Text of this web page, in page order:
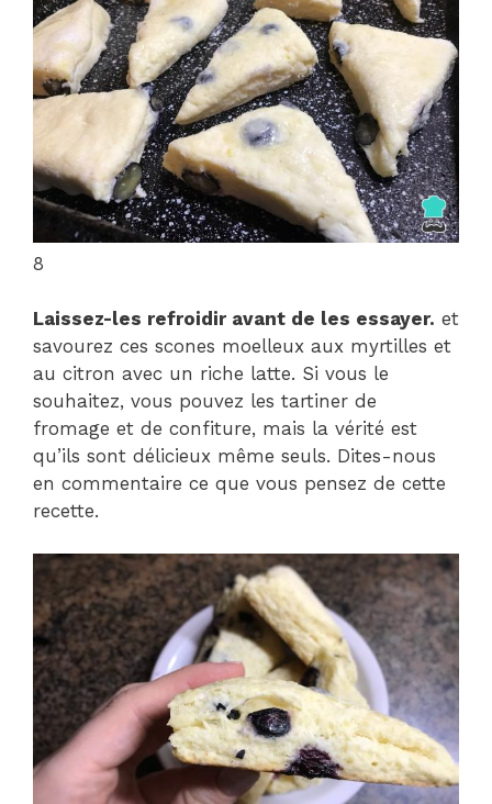
8
Laissez-les refroidir avant de les essayer. et
savourez ces scones moelleux aux myrtilles et
au citron avec un riche latte. Si vous le
souhaitez, vous pouvez les tartiner de
fromage et de confiture, mais la vérité est
qu’ils sont délicieux même seuls. Dites-nous
en commentaire ce que vous pensez de cette
recette.